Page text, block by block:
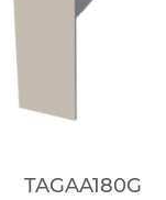
TAGAA180G